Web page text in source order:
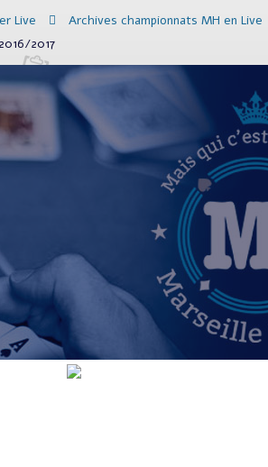
Live
Archives championnats MH en Live
2017